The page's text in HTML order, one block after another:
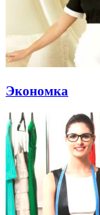
Экономка